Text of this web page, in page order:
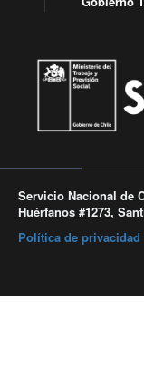
Servicio Nacional de
Huérfanos #1273,
Política de privacidad